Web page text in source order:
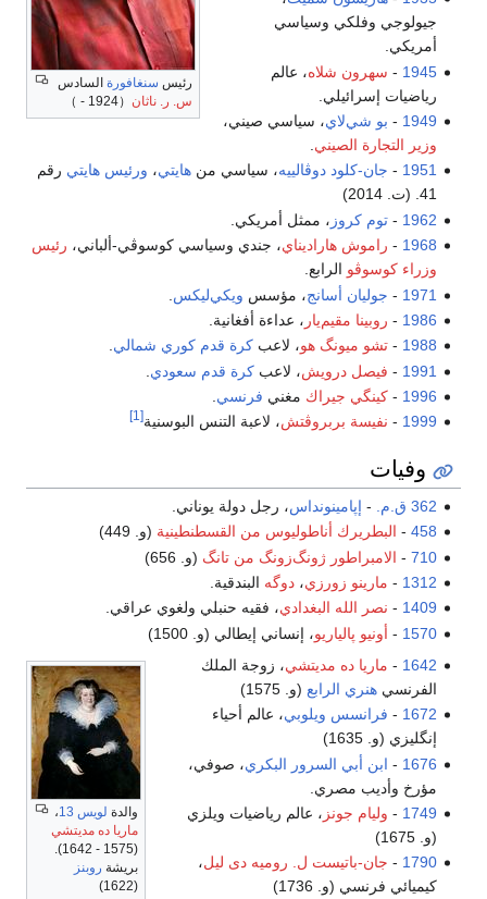
رئيس سنغافورة السادس
س. ر. ناثان （1924 - ）
جيولوجي وفلكي وسياسي
أمريكي.
1945
- سهرون شلاه، عالم
رياضيات إسرائيلي.
1949
- بو شي‌لاي، سياسي صيني،
وزير التجارة الصيني
1951
- جان-كلود دوڤالييه، سياسي منهايتي، ورئيس هايتي رقم
41. (ت. 2014)
1962
-توم كروز ، ممثل أمريكي.
1968
- راموش هاراديناي، جندي وسياسي كوسوڤي-ألباني، رئيس
وزراء كوسوڤو الرابع.
1971
- جوليان أسانج، مؤسس ويكي‌ليكس
1986
- روبينا مقيم‌يار ، عداءة أفغانية.
1988
-تشو ميونگ هو، لاعبكرة قدم كوري شمالي.
1991
- فيصل درويش، لاعبكرة قدم سعودي
1996
-كينگي جيراك مغني فرنسي
1999
- نفيسة بربروڤتش، لاعبة التنس البوسنية[1]
وفيات
362 ق.م. - إپامينونداس، رجل دولة يوناني.
458
- البطريرك أناطوليوس من القسطنطينية (و. 449)
710
- الامبراطور ژونگ‌زونگ من تانگ (و. 656)
1312
- مارينو زورزي،دوگه البندقية.
1409
- نصر الله البغدادي، فقيه حنبلي ولغوي عراقي.
1570
- أونيو پالياريو، إنساني إيطالي (و. 1500)
والدة لويس 13
،
ماريا ده مديتشي
(1575 - 1642).
بريشة روبنز
(1622)
1642
- ماريا ده مديتشي، زوجة الملك
الفرنسيهنري الرابع (و. 1575)
1672
- فرانسس ويلوبي، عالم أحياء
إنگليزي (و. 1635)
1676
- ابن أبي السرور البكري، صوفي،
مؤرخ وأديب مصري.
1749
- وليام جونز ، عالم رياضيات ويلزي
(و. 1675)
1790
- جان-باتيست ل. روميه دى ليل،
كيميائي فرنسي (و. 1736)